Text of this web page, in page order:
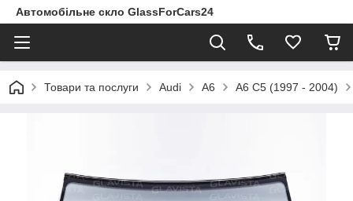
Автомобільне скло GlassForCars24
Товари та послуги Audi A6 A6 C5 (1997 - 2004)